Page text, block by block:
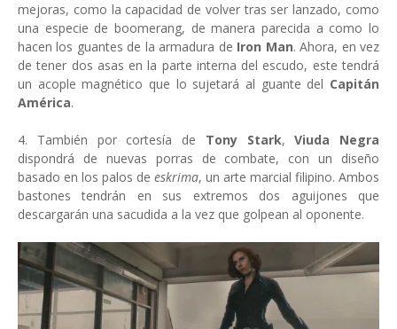
mejoras, como la capacidad de volver tras ser lanzado, como
una especie de boomerang, de manera parecida a como lo
hacen los guantes de la armadura de Iron Man. Ahora, en vez
de tener dos asas en la parte interna del escudo, este tendrá
un acople magnético que lo sujetará al guante del Capitán
América.
4. También por cortesía de Tony Stark,Viuda Negra
dispondrá de nuevas porras de combate, con un diseño
basado en los palos de eskrima, un arte marcial filipino. Ambos
bastones tendrán en sus extremos dos aguijones que
descargarán una sacudida a la vez que golpean al oponente.